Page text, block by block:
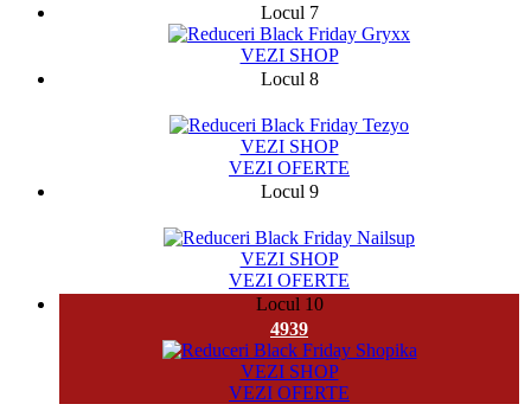
Locul 7
VEZI SHOP
Locul 8
VEZI SHOP
VEZI OFERTE
Locul 9
VEZI SHOP
VEZI OFERTE
Locul 10
4939
VEZI SHOP
VEZI OFERTE